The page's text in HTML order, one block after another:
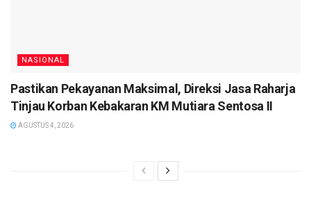
NASIONAL
Pastikan Pekayanan Maksimal, Direksi Jasa Raharja
Tinjau Korban Kebakaran KM Mutiara Sentosa II
AGUSTUS 4, 2026